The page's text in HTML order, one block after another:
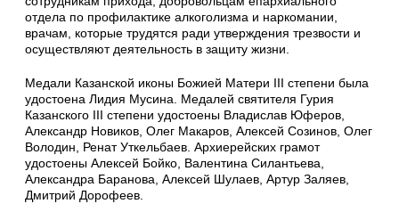
отдела по профилактике алкоголизма и наркомании,
врачам, которые трудятся ради утверждения трезвости и
осуществляют деятельность в защиту жизни.
Медали Казанской иконы Божией Матери III степени была
удостоена Лидия Мусина. Медалей святителя Гурия
Казанского III степени удостоены Владислав Юферов,
Александр Новиков, Олег Макаров, Алексей Созинов, Олег
Володин, Ренат Уткельбаев. Архиерейских грамот
удостоены Алексей Бойко, Валентина Силантьева,
Александра Баранова, Алексей Шулаев, Артур Заляев,
Дмитрий Дорофеев.